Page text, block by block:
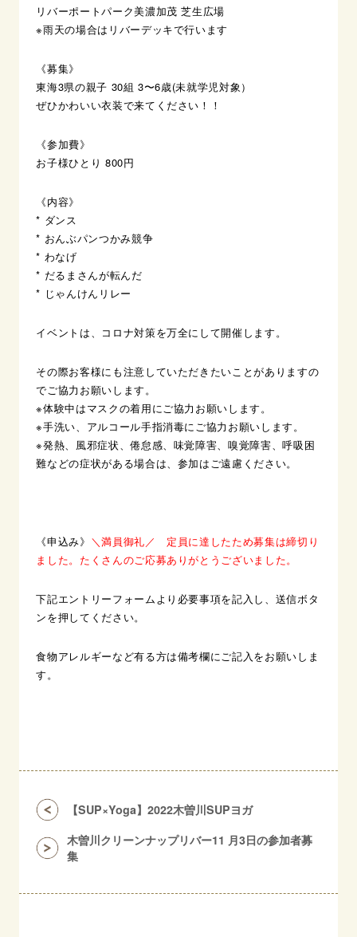
リバーポートパーク美濃加茂 芝生広場
※雨天の場合はリバーデッキで行います
《募集》
東海3県の親子 30組 3〜6歳(未就学児対象）
ぜひかわいい衣装で来てください！！
《参加費》
お子様ひとり 800円
《内容》
* ダンス
* おんぶパンつかみ競争
* わなげ
* だるまさんが転んだ
* じゃんけんリレー
イベントは、コロナ対策を万全にして開催します。
その際お客様にも注意していただきたいことがありますの
でご協力お願いします。
※体験中はマスクの着用にご協力お願いします。
※手洗い、アルコール手指消毒にご協力お願いします。
※発熱、風邪症状、倦怠感、味覚障害、嗅覚障害、呼吸困
難などの症状がある場合は、参加はご遠慮ください。
《申込み》 ＼満員御礼／ 定員に達したため募集は締切り
ました。たくさんのご応募ありがとうございました。
下記エントリーフォームより必要事項を記入し、送信ボタ
ンを押してください。
食物アレルギーなど有る方は備考欄にご記入をお願いしま
す。
【SUP×Yoga】2022木曽川SUPヨガ
木曽川クリーンナップリバー11 月3日の参加者募
集